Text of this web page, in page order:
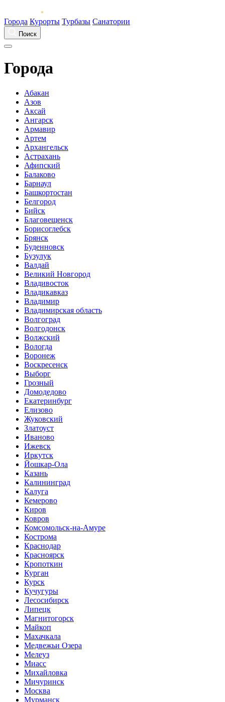
Города Курорты Турбазы Санатории
Поиск
Города
Абакан
Азов
Аксай
Ангарск
Армавир
Артем
Архангельск
Астрахань
Афипский
Балаково
Барнаул
Башкортостан
Белгород
Бийск
Благовещенск
Борисоглебск
Брянск
Буденновск
Бузулук
Валдай
Великий Новгород
Владивосток
Владикавказ
Владимир
Владимирская область
Волгоград
Волгодонск
Волжский
Вологда
Воронеж
Воскресенск
Выборг
Грозный
Домодедово
Екатеринбург
Елизово
Жуковский
Златоуст
Иваново
Ижевск
Иркутск
Йошкар-Ола
Казань
Калининград
Калуга
Кемерово
Киров
Ковров
Комсомольск-на-Амуре
Кострома
Краснодар
Красноярск
Кропоткин
Курган
Курск
Кучугуры
Лесосибирск
Липецк
Магнитогорск
Майкоп
Махачкала
Медвежьи Озера
Мелеуз
Миасс
Михайловка
Мичуринск
Москва
Мурманск